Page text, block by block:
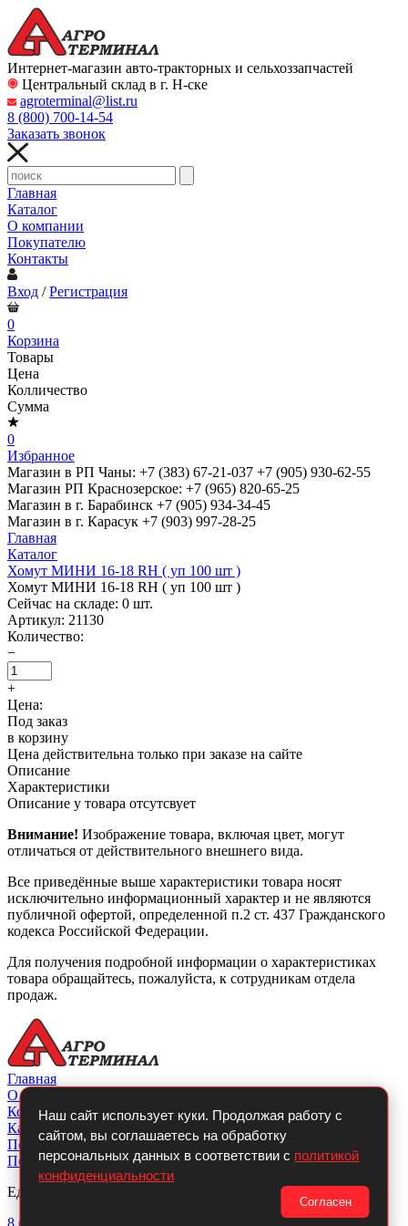
Интернет-магазин авто-тракторных и сельхоззапчастей
Центральный склад в г. Н-ске
agroterminal@list.ru
8 (800) 700-14-54
Заказать звонок
Главная
Каталог
О компании
Покупателю
Контакты
Вход /Регистрация
0
Корзина
Товары
Цена
Колличество
Сумма
0
Избранное
Магазин в РП Чаны: +7 (383) 67-21-037 +7 (905) 930-62-55
Магазин РП Краснозерское: +7 (965) 820-65-25
Магазин в г. Барабинск +7 (905) 934-34-45
Магазин в г. Карасук +7 (903) 997-28-25
Главная
Каталог
Хомут МИНИ 16-18 RH ( уп 100 шт )
Хомут МИНИ 16-18 RH ( уп 100 шт )
Сейчас на складе: 0 шт.
Артикул: 21130
Количество:
−
+
Цена:
Под заказ
в корзину
Цена действительна только при заказе на сайте
Описание
Характеристики
Описание у товара отсутсвует
Внимание! Изображение товара, включая цвет, могут
отличаться от действительного внешнего вида.
Все приведённые выше характеристики товара носят
исключительно информационный характер и не являются
публичной офертой, определенной п.2 ст. 437 Гражданского
кодекса Российской Федерации.
Для получения подробной информации о характеристиках
товара обращайтесь, пожалуйста, к сотрудникам отдела
продаж.
Наш сайт использует куки. Продолжая работу с
сайтом, вы соглашаетесь на обработку
персональных данных в соответствии с политикой
конфиденциальности
Согласен
Главная
О компании
Контакты
Каталог
Покупателю
Политикой конфиденциальности
Единый телефон:
8 (800)